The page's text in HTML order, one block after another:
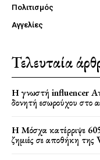
Πολιτισμός
Αγγελίες
Τελευταία
Η γνωστή influencer
δονητή εσωρούχου στο
Η Μόσχα κατέρριψε
ζημιές σε αποθήκη